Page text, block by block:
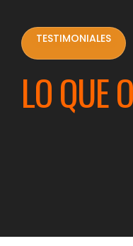
TESTIMONIALES
LO QUE